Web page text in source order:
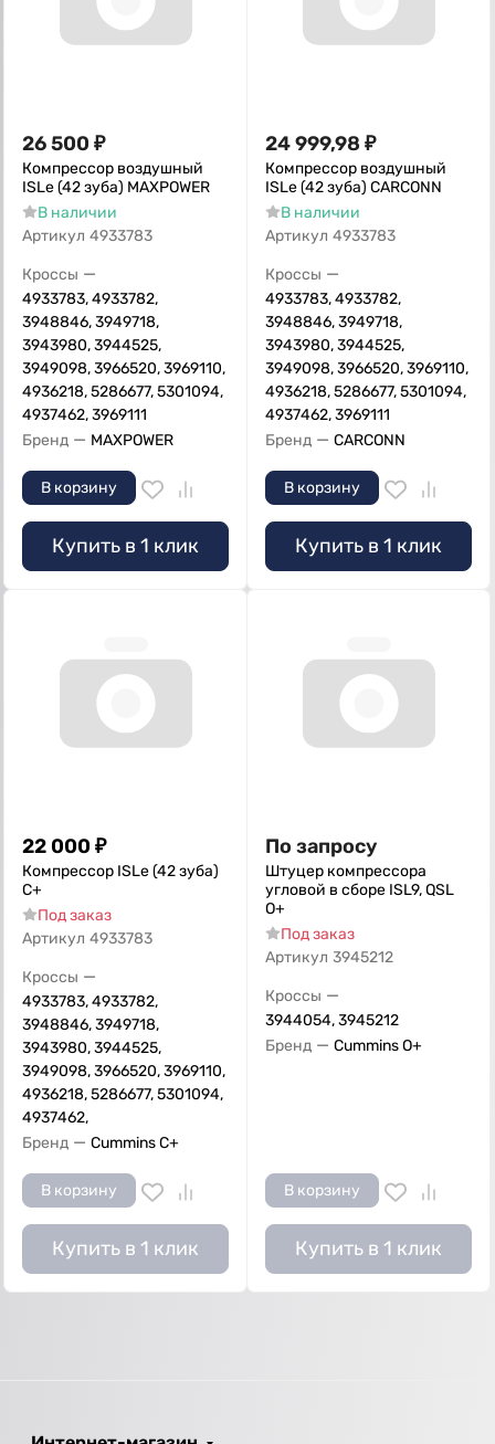
26 500 ₽
Компрессор воздушный
ISLe (42 зуба) MAXPOWER
В наличии
Артикул 4933783
Кроссы —
4933783, 4933782,
3948846, 3949718,
3943980, 3944525,
3949098, 3966520, 3969110,
4936218, 5286677, 5301094,
4937462, 3969111
Бренд — MAXPOWER
В корзину
Купить в 1 клик
24 999,98 ₽
Компрессор воздушный
ISLe (42 зуба) CARCONN
В наличии
Артикул 4933783
Кроссы —
4933783, 4933782,
3948846, 3949718,
3943980, 3944525,
3949098, 3966520, 3969110,
4936218, 5286677, 5301094,
4937462, 3969111
Бренд — CARCONN
В корзину
Купить в 1 клик
22 000 ₽
Компрессор ISLe (42 зуба)
С+
Под заказ
Артикул 4933783
Кроссы —
4933783, 4933782,
3948846, 3949718,
3943980, 3944525,
3949098, 3966520, 3969110,
4936218, 5286677, 5301094,
4937462,
Бренд — Cummins C+
В корзину
Купить в 1 клик
По запросу
Штуцер компрессора
угловой в сборе ISL9, QSL
О+
Под заказ
Артикул 3945212
Кроссы —
3944054, 3945212
Бренд — Cummins O+
В корзину
Купить в 1 клик